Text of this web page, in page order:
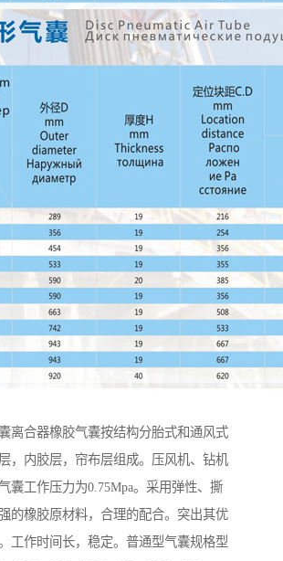
离合器橡胶气囊按结构分胎式和通风式
，内胶层，帘布层组成。压风机、钻机
囊工作压力为0.75Mpa。采用弹性、撕
的橡胶原材料，合理的配合。突出其优
工作时间长，稳定。普通型气囊规格型